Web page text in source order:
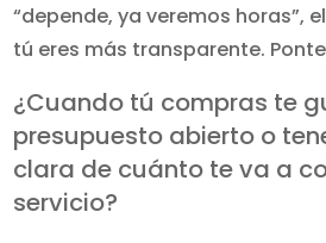
“depende, ya veremos horas”,
tú eres más transparente.
¿Cuando tú compras te
presupuesto abierto o
clara de cuánto te va a
servicio?